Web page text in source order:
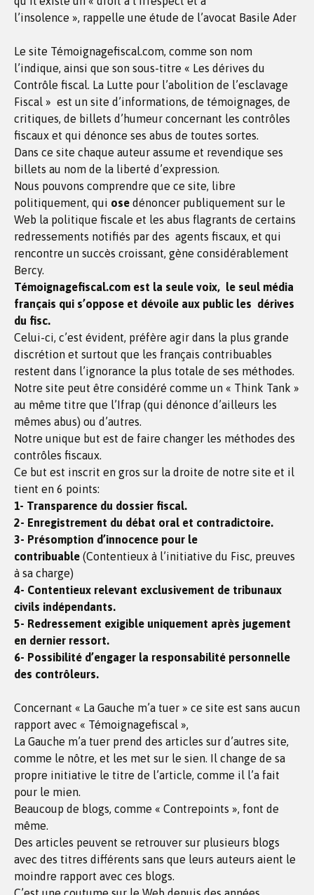
l’insolence », rappelle une étude de l’avocat Basile Ader
Le site Témoignagefiscal.com, comme son nom
l’indique, ainsi que son sous-titre « Les dérives du
Contrôle fiscal. La Lutte pour l’abolition de l’esclavage
Fiscal » est un site d’informations, de témoignages, de
critiques, de billets d’humeur concernant les contrôles
fiscaux et qui dénonce ses abus de toutes sortes.
Dans ce site chaque auteur assume et revendique ses
billets au nom de la liberté d’expression.
Nous pouvons comprendre que ce site, libre
politiquement, qui ose dénoncer publiquement sur le
Web la politique fiscale et les abus flagrants de certains
redressements notifiés par des agents fiscaux, et qui
rencontre un succès croissant, gène considérablement
Bercy.
Témoignagefiscal.com est la seule voix, le seul média
français qui s’oppose et dévoile aux public les dérives
du fisc.
Celui-ci, c’est évident, préfère agir dans la plus grande
discrétion et surtout que les français contribuables
restent dans l’ignorance la plus totale de ses méthodes.
Notre site peut être considéré comme un « Think Tank »
au même titre que l’Ifrap (qui dénonce d’ailleurs les
mêmes abus) ou d’autres.
Notre unique but est de faire changer les méthodes des
contrôles fiscaux.
Ce but est inscrit en gros sur la droite de notre site et il
tient en 6 points:
1- Transparence du dossier fiscal.
2- Enregistrement du débat oral et contradictoire.
3- Présomption d’innocence pour le
contribuable (Contentieux à l’initiative du Fisc, preuves
à sa charge)
4- Contentieux relevant exclusivement de tribunaux
civils indépendants.
5- Redressement exigible uniquement après jugement
en dernier ressort.
6- Possibilité d’engager la responsabilité personnelle
des contrôleurs.
Concernant « La Gauche m’a tuer » ce site est sans aucun
rapport avec « Témoignagefiscal »,
La Gauche m’a tuer prend des articles sur d’autres site,
comme le nôtre, et les met sur le sien. Il change de sa
propre initiative le titre de l’article, comme il l’a fait
pour le mien.
Beaucoup de blogs, comme « Contrepoints », font de
même.
Des articles peuvent se retrouver sur plusieurs blogs
avec des titres différents sans que leurs auteurs aient le
moindre rapport avec ces blogs.